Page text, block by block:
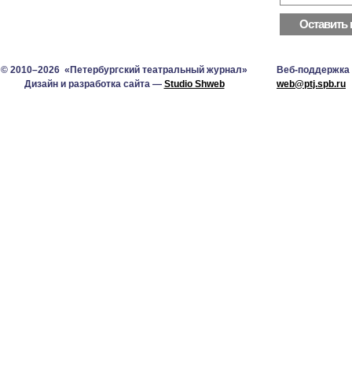
© 2010–2026 «Петербургский театральный журнал»
Дизайн и разработка сайта — Studio Shweb
Веб-поддержка
web@ptj.spb.ru